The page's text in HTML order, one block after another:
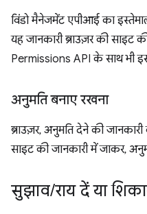
विंडो मैनेजमेंट एपीआई का
यह जानकारी ब्राउज़र की साइट
Permissions API के साथ भी
अनुमति बनाए रखना
ब्राउज़र, अनुमति देने की
साइट की जानकारी में जाकर,
सुझाव/राय दें या